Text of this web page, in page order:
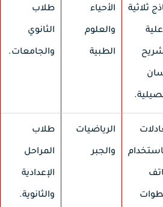
الأحياء
والعلوم
الطبية
طلاب
الثانوي
والجامعات.
الرياضيات
والجبر
طلاب
المراحل
الإعدادية
والثانوية.